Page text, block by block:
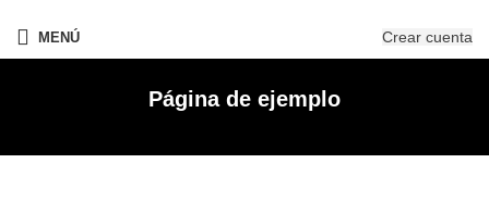
MENÚ Crear cuenta
Página de ejemplo